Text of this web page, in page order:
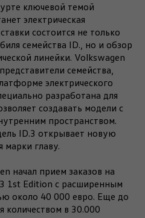
ключевой темой
электрическая
состоится не только
семейства ID., но и обзор
линейки. Volkswagen
семейства,
электрического
разработана для
создавать модели с
пространством.
ID.3 открывает новую
марки главу.
начал прием заказов на
1st Edition с расширенным
около 40 000 евро. Еще до
количеством в 30.000